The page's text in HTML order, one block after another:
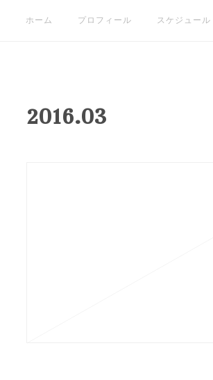
ホーム プロフィール スケジュール
2016.03